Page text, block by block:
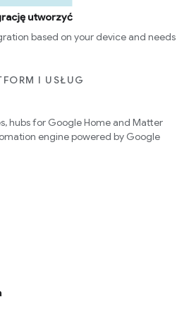
utworzyć
based on your device and needs
I USŁUG
hubs for Google Home and Matter
engine powered by Google